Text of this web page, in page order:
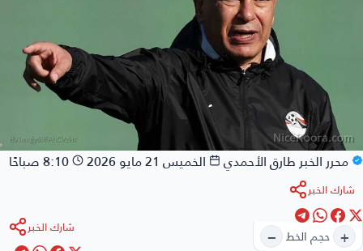
محرر الخبرطارق الأحمدي الخميس 21 مايو 2026 8:10 صباحًا
شارك الخبر
+ حجم الخط − شارك الخبر